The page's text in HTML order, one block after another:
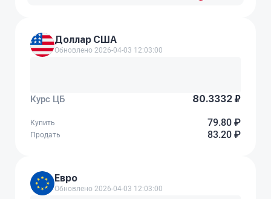
Доллар США
Обновлено 2026-04-03 12:03:00
Курс ЦБ 80.3332 ₽
Купить 79.80 ₽
Продать 83.20 ₽
Евро
Обновлено 2026-04-03 12:03:00